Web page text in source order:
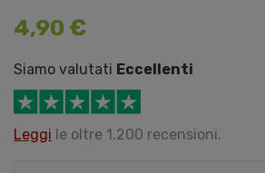
4,90 €
Siamo valutati Eccellenti
Leggi le oltre 1.200 recensioni.